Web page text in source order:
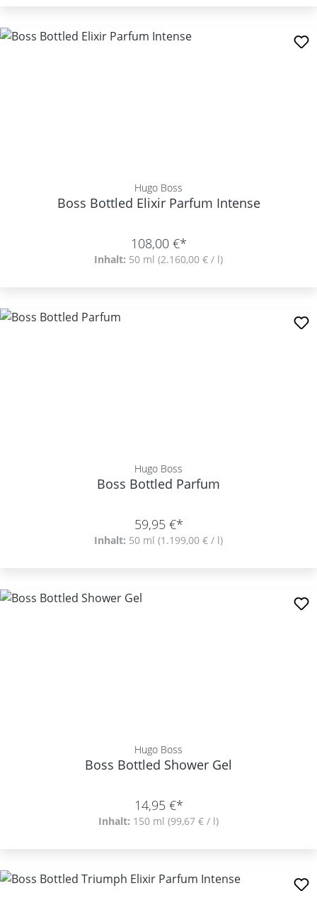
Hugo Boss
Boss Bottled Elixir Parfum Intense
108,00 €*
Inhalt: 50 ml (2.160,00 € / l)
Hugo Boss
Boss Bottled Parfum
59,95 €*
Inhalt: 50 ml (1.199,00 € / l)
Hugo Boss
Boss Bottled Shower Gel
14,95 €*
Inhalt: 150 ml (99,67 € / l)